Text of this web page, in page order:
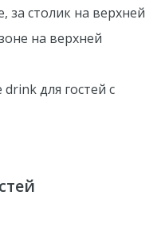
за столик на верхней
на верхней
для гостей с